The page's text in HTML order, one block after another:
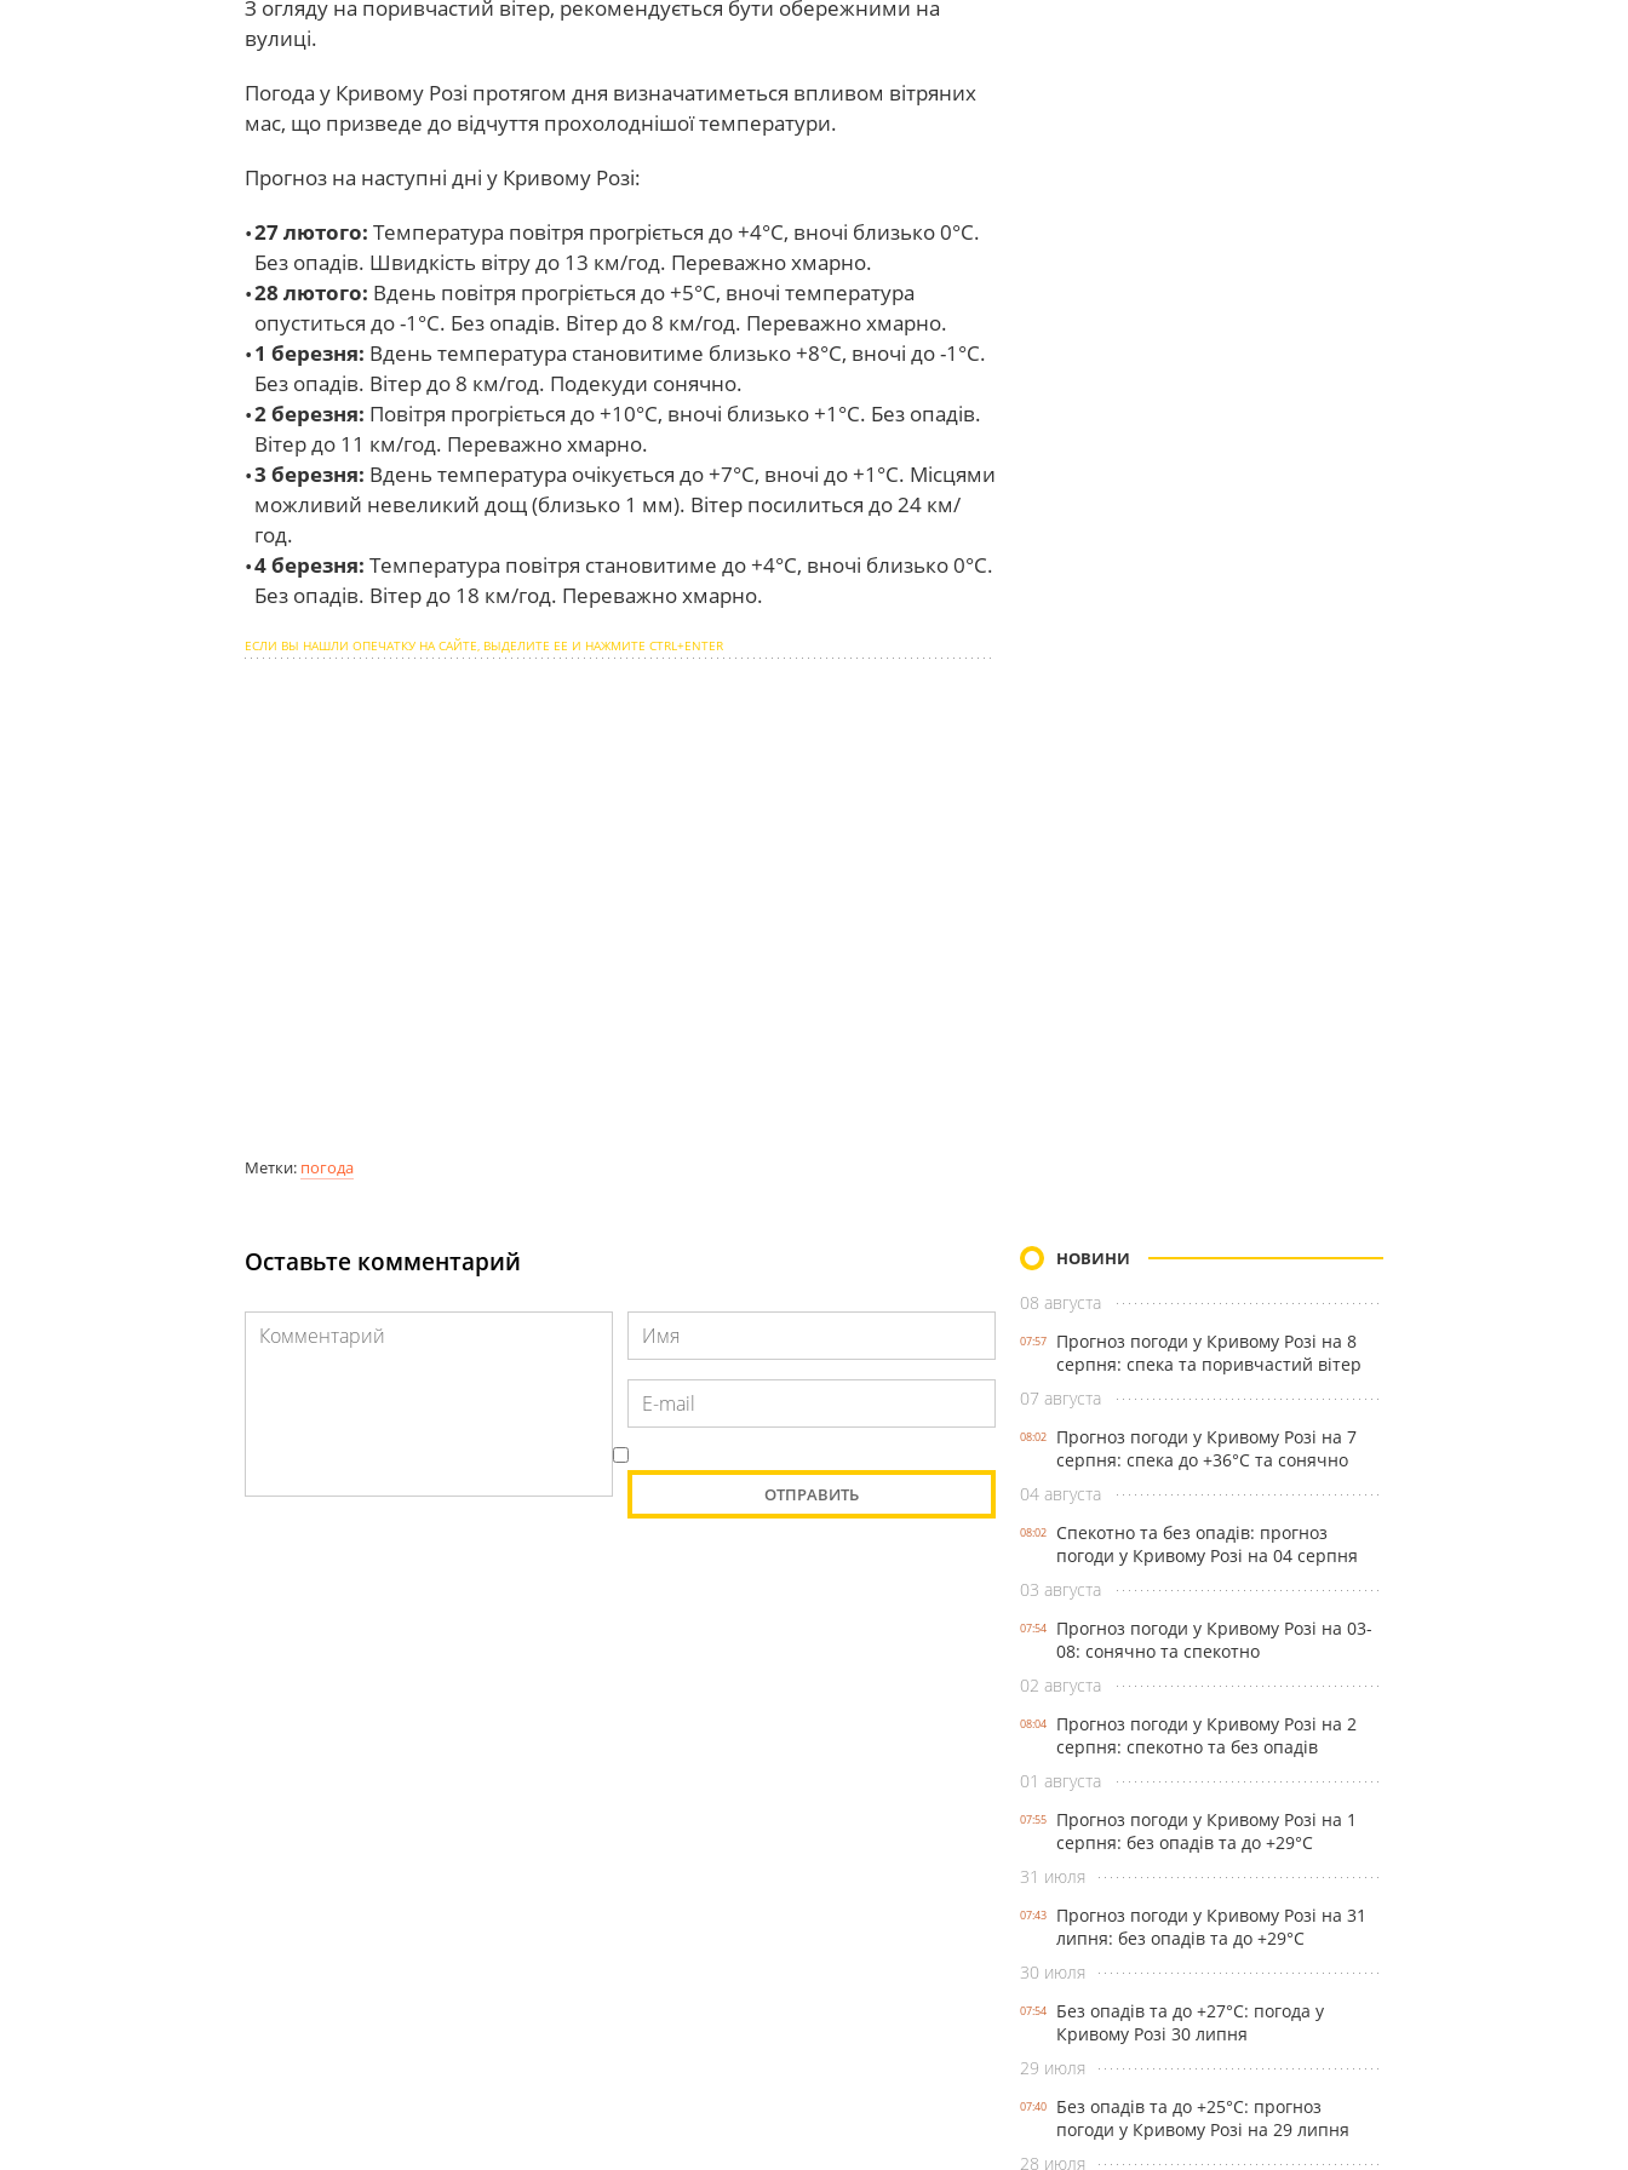
З огляду на поривчастий вітер, рекомендується бути обережними на
вулиці.
Погода у Кривому Розі протягом дня визначатиметься впливом вітряних
мас, що призведе до відчуття прохолоднішої температури.
Прогноз на наступні дні у Кривому Розі:
27 лютого: Температура повітря прогріється до +4°С, вночі близько 0°С.
Без опадів. Швидкість вітру до 13 км/год. Переважно хмарно.
28 лютого: Вдень повітря прогріється до +5°С, вночі температура
опуститься до -1°С. Без опадів. Вітер до 8 км/год. Переважно хмарно.
1 березня: Вдень температура становитиме близько +8°С, вночі до -1°С.
Без опадів. Вітер до 8 км/год. Подекуди сонячно.
2 березня: Повітря прогріється до +10°С, вночі близько +1°С. Без опадів.
Вітер до 11 км/год. Переважно хмарно.
3 березня: Вдень температура очікується до +7°С, вночі до +1°С. Місцями
можливий невеликий дощ (близько 1 мм). Вітер посилиться до 24 км/
год.
4 березня: Температура повітря становитиме до +4°С, вночі близько 0°С.
Без опадів. Вітер до 18 км/год. Переважно хмарно.
ЕСЛИ ВЫ НАШЛИ ОПЕЧАТКУ НА САЙТЕ, ВЫДЕЛИТЕ ЕЕ И НАЖМИТЕ CTRL+ENTER
Метки: погода
Оставьте комментарий НОВИНИ
08 августа
07:57
Прогноз погоди у Кривому Розі на 8
серпня: спека та поривчастий вітер
07 августа
08:02
Прогноз погоди у Кривому Розі на 7
серпня: спека до +36°С та сонячно
04 августа
08:02
Спекотно та без опадів: прогноз
погоди у Кривому Розі на 04 серпня
03 августа
07:54
Прогноз погоди у Кривому Розі на 03-
08: сонячно та спекотно
02 августа
08:04
Прогноз погоди у Кривому Розі на 2
серпня: спекотно та без опадів
01 августа
07:55
Прогноз погоди у Кривому Розі на 1
серпня: без опадів та до +29°С
31 июля
07:43
Прогноз погоди у Кривому Розі на 31
липня: без опадів та до +29°С
30 июля
07:54
Без опадів та до +27°С: погода у
Кривому Розі 30 липня
29 июля
07:40
Без опадів та до +25°С: прогноз
погоди у Кривому Розі на 29 липня
28 июля